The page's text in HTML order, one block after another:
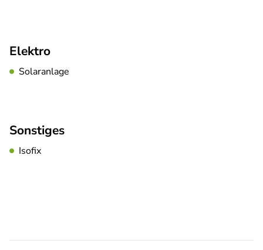
Elektro
Solaranlage
Sonstiges
Isofix